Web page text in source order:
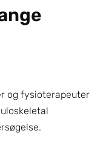
og fysioterapeuter